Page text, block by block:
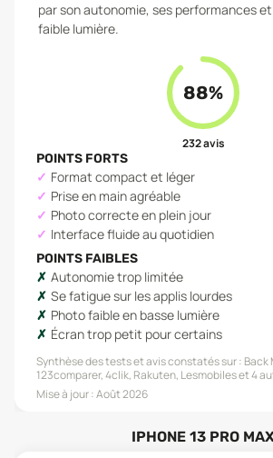
par son autonomie, ses performances
faible lumière.
88%
232avis
POINTS FORTS
Format compact et léger
Prise en main agréable
Photo correcte en plein jour
Interface fluide au quotidien
POINTS FAIBLES
Autonomie trop limitée
Se fatigue sur les applis lourdes
Photo faible en basse lumière
Écran trop petit pour certains
Synthèse des tests et avis constatés sur : Back
123comparer, 4clik, Rakuten, Lesmobileset 4
Mise à jour :Août 2026
IPHONE 13 PRO